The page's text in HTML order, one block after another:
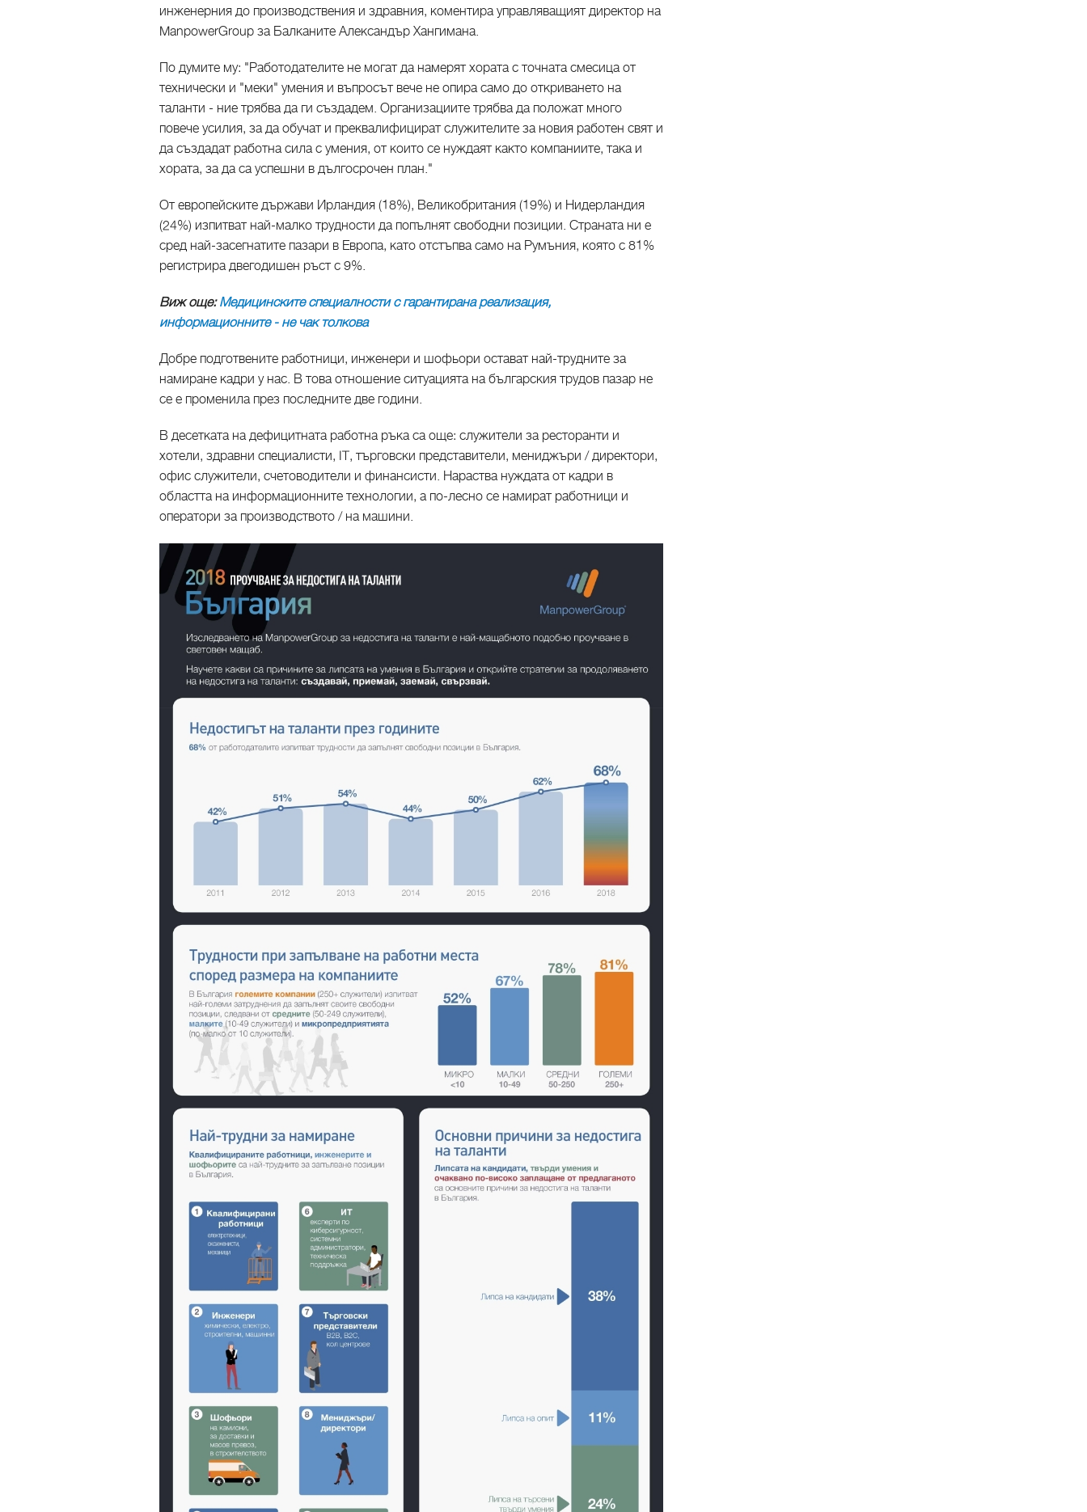
инженерния до производствения и здравния, коментира управляващият директор на
ManpowerGroup за Балканите Александър Хангимана.
По думите му: "Работодателите не могат да намерят хората с точната смесица от
технически и "меки" умения и въпросът вече не опира само до откриването на
таланти - ние трябва да ги създадем. Организациите трябва да положат много
повече усилия, за да обучат и преквалифицират служителите за новия работен свят и
да създадат работна сила с умения, от които се нуждаят както компаниите, така и
хората, за да са успешни в дългосрочен план."
От европейските държави Ирландия (18%), Великобритания (19%) и Нидерландия
(24%) изпитват най-малко трудности да попълнят свободни позиции. Страната ни е
сред най-засегнатите пазари в Европа, като отстъпва само на Румъния, която с 81%
регистрира двегодишен ръст с 9%.
Виж още:Медицинските специалности с гарантирана реализация,
информационните - не чак толкова
Добре подготвените работници, инженери и шофьори остават най-трудните за
намиране кадри у нас. В това отношение ситуацията на българския трудов пазар не
се е променила през последните две години.
В десетката на дефицитната работна ръка са още: служители за ресторанти и
хотели, здравни специалисти, IT, търговски представители, мениджъри / директори,
офис служители, счетоводители и финансисти. Нараства нуждата от кадри в
областта на информационните технологии, а по-лесно се намират работници и
оператори за производството / на машини.